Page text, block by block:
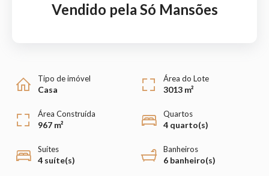
Vendido pela Só Mansões
Tipo de imóvel
Casa
Área do Lote
3013 m²
Área Construída
967 m²
Quartos
4 quarto(s)
Suítes
4 suíte(s)
Banheiros
6 banheiro(s)